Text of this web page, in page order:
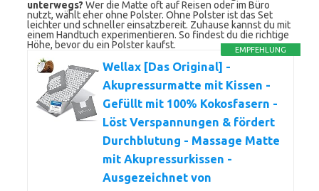
unterwegs? Wer die Matte oft auf Reisen oder im Büro
nutzt, wählt eher ohne Polster. Ohne Polster ist das Set
leichter und schneller einsatzbereit. Zuhause kannst du mit
einem Handtuch experimentieren. So findest du die richtige
Höhe, bevor du ein Polster kaufst.
EMPFEHLUNG
Wellax [Das Original] -
Akupressurmatte mit Kissen -
Gefüllt mit 100% Kokosfasern -
Löst Verspannungen & fördert
Durchblutung - Massage Matte
mit Akupressurkissen -
Ausgezeichnet von